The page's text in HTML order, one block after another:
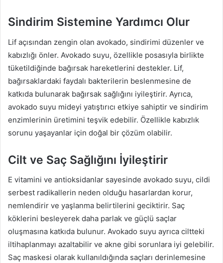
Sindirim Sistemine Yardımcı Olur
Lif açısından zengin olan avokado, sindirimi düzenler ve
kabızlığı önler. Avokado suyu, özellikle posasıyla birlikte
tüketildiğinde bağırsak hareketlerini destekler. Lif,
bağırsaklardaki faydalı bakterilerin beslenmesine de
katkıda bulunarak bağırsak sağlığını iyileştirir. Ayrıca,
avokado suyu mideyi yatıştırıcı etkiye sahiptir ve sindirim
enzimlerinin üretimini teşvik edebilir. Özellikle kabızlık
sorunu yaşayanlar için doğal bir çözüm olabilir.
Cilt ve Saç Sağlığını İyileştirir
E vitamini ve antioksidanlar sayesinde avokado suyu, cildi
serbest radikallerin neden olduğu hasarlardan korur,
nemlendirir ve yaşlanma belirtilerini geciktirir. Saç
köklerini besleyerek daha parlak ve güçlü saçlar
oluşmasına katkıda bulunur. Avokado suyu ayrıca ciltteki
iltihaplanmayı azaltabilir ve akne gibi sorunlara iyi gelebilir.
Saç maskesi olarak kullanıldığında saçları derinlemesine